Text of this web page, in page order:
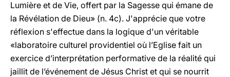
Lumière et de Vie, offert par la Sagesse qui émane de
la Révélation de Dieu» (n. 4c). J'apprécie que votre
réflexion s'effectue dans la logique d'un véritable
«laboratoire culturel providentiel où l’Eglise fait un
exercice d’interprétation performative de la réalité qui
jaillit de l’événement de Jésus Christ et qui se nourrit